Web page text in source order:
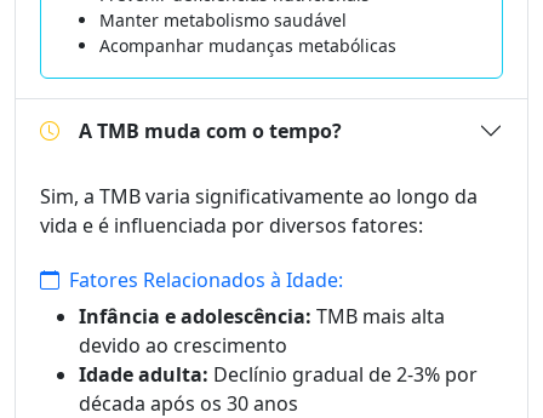
Manter metabolismo saudável
Acompanhar mudanças metabólicas
A TMB muda com o tempo?
Sim, a TMB varia significativamente ao longo da
vida e é influenciada por diversos fatores:
Fatores Relacionados à Idade:
Infância e adolescência: TMB mais alta
devido ao crescimento
Idade adulta: Declínio gradual de 2-3% por
década após os 30 anos